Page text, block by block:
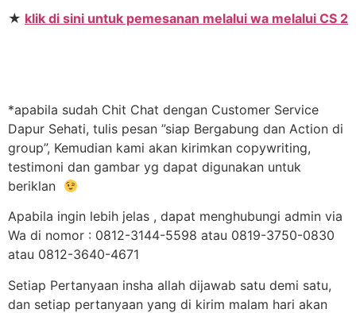
★ klik di sini untuk pemesanan melalui wa melalui CS 2
*apabila sudah Chit Chat dengan Customer Service
Dapur Sehati, tulis pesan ”siap Bergabung dan Action di
group”, Kemudian kami akan kirimkan copywriting,
testimoni dan gambar yg dapat digunakan untuk
beriklan
Apabila ingin lebih jelas , dapat menghubungi admin via
Wa di nomor : 0812-3144-5598 atau 0819-3750-0830
atau 0812-3640-4671
Setiap Pertanyaan insha allah dijawab satu demi satu,
dan setiap pertanyaan yang di kirim malam hari akan